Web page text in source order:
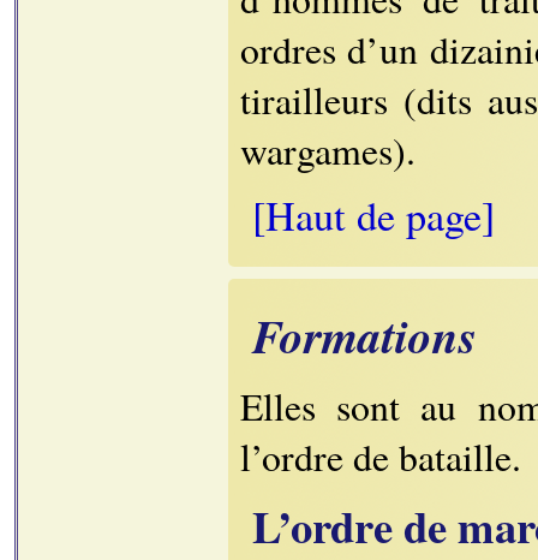
ordres d’un
tirailleurs (dits
wargames).
[Haut de page]
Formations
Elles sont au
l’ordre de bataille.
L’ordre de